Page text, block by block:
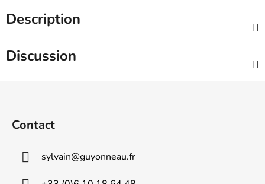
Description
Discussion
Contact
sylvain@guyonneau.fr